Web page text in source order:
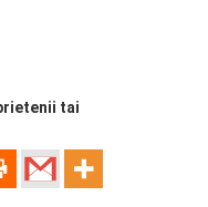
tai